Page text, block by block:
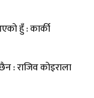
हुँ : कार्की
: राजिव कोइराला